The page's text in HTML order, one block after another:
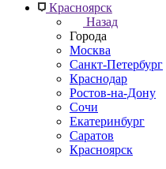
Красноярск
Назад
Города
Москва
Санкт-Петербург
Краснодар
Ростов-на-Дону
Сочи
Екатеринбург
Саратов
Красноярск